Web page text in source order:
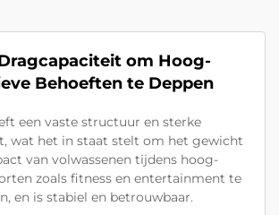
om Hoog-
Behoeften te Deppen
een vaste structuur en sterke
wat het in staat stelt om het gewicht
van volwassenen tijdens hoog-
zoals fitness en entertainment te
en is stabiel en betrouwbaar.